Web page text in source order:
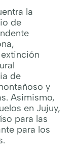
la
de
de
y
Asimismo,
en Jujuy,
para las
para los